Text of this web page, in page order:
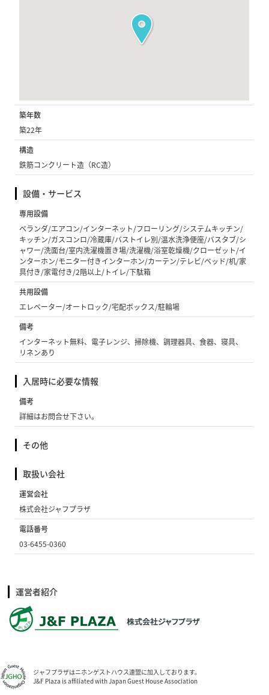
築年数
築22年
構造
鉄筋コンクリート造（RC造）
設備・サービス
専用設備
ベランダ/エアコン/インターネット/フローリング/システムキッチン/
キッチン/ガスコンロ/冷蔵庫/バストイレ別/温水洗浄便座/バスタブ/シ
ャワー/洗面台/室内洗濯機置き場/洗濯機/浴室乾燥機/クローゼット/イ
ンターホン/モニター付きインターホン/カーテン/テレビ/ベッド/机/家
具付き/家電付き/2階以上/トイレ/下駄箱
共用設備
エレベーター/オートロック/宅配ボックス/駐輪場
備考
インターネット無料、電子レンジ、掃除機、調理器具、食器、寝具、
リネンあり
入居時に必要な情報
備考
詳細はお問合せ下さい。
その他
取扱い会社
運営会社
株式会社ジャフプラザ
電話番号
03-6455-0360
運営者紹介
ジャフプラザはニホンゲストハウス連盟に加入しております。
J&F Plaza is affiliated with Japan Guest House Association